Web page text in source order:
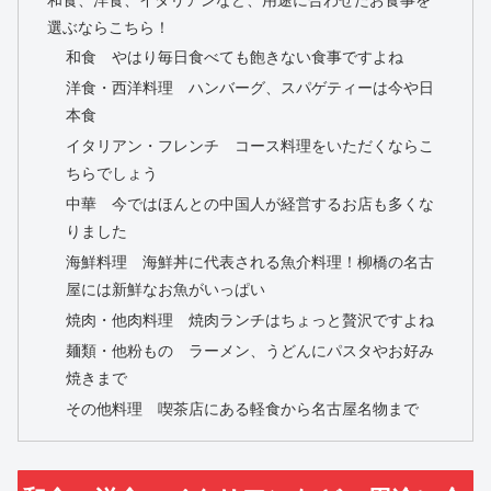
選ぶならこちら！
和食 やはり毎日食べても飽きない食事ですよね
洋食・西洋料理 ハンバーグ、スパゲティーは今や日
本食
イタリアン・フレンチ コース料理をいただくならこ
ちらでしょう
中華 今ではほんとの中国人が経営するお店も多くな
りました
海鮮料理 海鮮丼に代表される魚介料理！柳橋の名古
屋には新鮮なお魚がいっぱい
焼肉・他肉料理 焼肉ランチはちょっと贅沢ですよね
麺類・他粉もの ラーメン、うどんにパスタやお好み
焼きまで
その他料理 喫茶店にある軽食から名古屋名物まで